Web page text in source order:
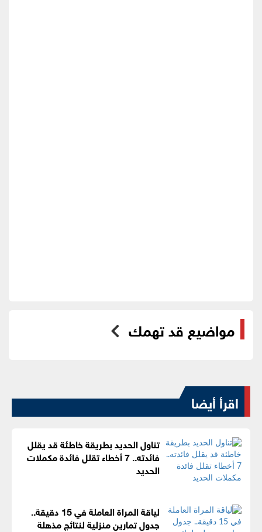
مواضيع قد تهمك
اقرأ أيضا
تناول الحديد بطريقة خاطئة قد يقلل
فائدته.. 7 أخطاء تقلل فائدة مكملات
الحديد
لياقة المراة العاملة في 15 دقيقة..
جدول تمارين منزلية لنتائج مذهلة